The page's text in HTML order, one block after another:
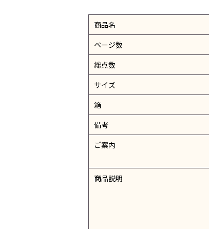
商品名
ページ数
総点数
サイズ
箱
備考
ご案内
商品説明